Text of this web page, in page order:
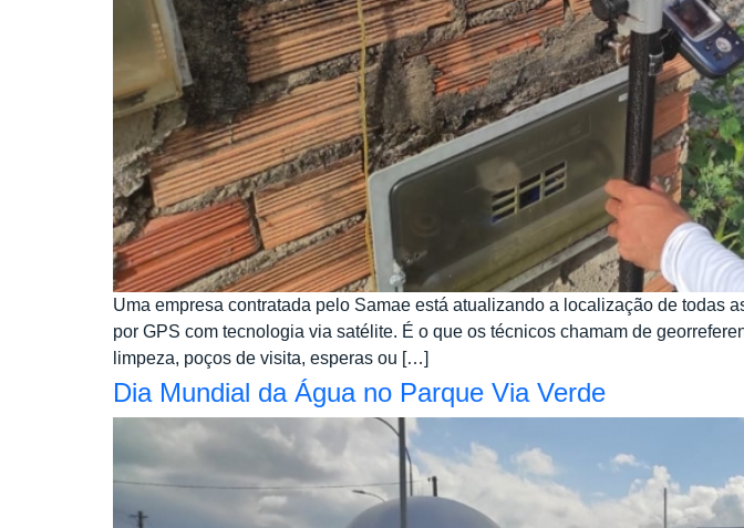
Uma empresa contratada pelo Samae está atualizando a localização de todas
por GPS com tecnologia via satélite. É o que os técnicos chamam de
limpeza, poços de visita, esperas ou […]
Dia Mundial da Água no Parque Via Verde